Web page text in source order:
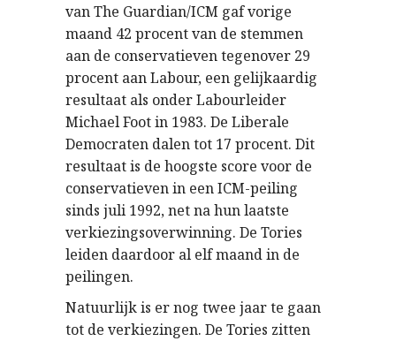
van The Guardian/ICM gaf vorige
maand 42 procent van de stemmen
aan de conservatieven tegenover 29
procent aan Labour, een gelijkaardig
resultaat als onder Labourleider
Michael Foot in 1983. De Liberale
Democraten dalen tot 17 procent. Dit
resultaat is de hoogste score voor de
conservatieven in een ICM-peiling
sinds juli 1992, net na hun laatste
verkiezingsoverwinning. De Tories
leiden daardoor al elf maand in de
peilingen.
Natuurlijk is er nog twee jaar te gaan
tot de verkiezingen. De Tories zitten